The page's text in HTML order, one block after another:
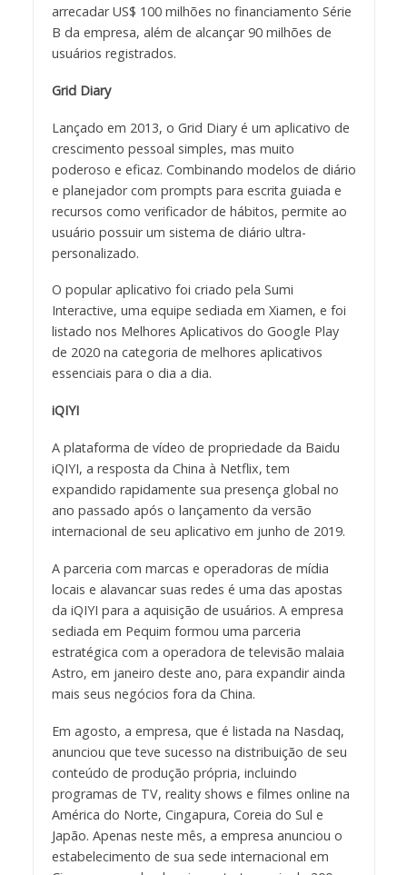
arrecadar US$ 100 milhões no financiamento Série
B da empresa, além de alcançar 90 milhões de
usuários registrados.
Grid Diary
Lançado em 2013, o Grid Diary é um aplicativo de
crescimento pessoal simples, mas muito
poderoso e eficaz. Combinando modelos de diário
e planejador com prompts para escrita guiada e
recursos como verificador de hábitos, permite ao
usuário possuir um sistema de diário ultra-
personalizado.
O popular aplicativo foi criado pela Sumi
Interactive, uma equipe sediada em Xiamen, e foi
listado nos Melhores Aplicativos do Google Play
de 2020 na categoria de melhores aplicativos
essenciais para o dia a dia.
iQIYI
A plataforma de vídeo de propriedade da Baidu
iQIYI, a resposta da China à Netflix, tem
expandido rapidamente sua presença global no
ano passado após o lançamento da versão
internacional de seu aplicativo em junho de 2019.
A parceria com marcas e operadoras de mídia
locais e alavancar suas redes é uma das apostas
da iQIYI para a aquisição de usuários. A empresa
sediada em Pequim formou uma parceria
estratégica com a operadora de televisão malaia
Astro, em janeiro deste ano, para expandir ainda
mais seus negócios fora da China.
Em agosto, a empresa, que é listada na Nasdaq,
anunciou que teve sucesso na distribuição de seu
conteúdo de produção própria, incluindo
programas de TV, reality shows e filmes online na
América do Norte, Cingapura, Coreia do Sul e
Japão. Apenas neste mês, a empresa anunciou o
estabelecimento de sua sede internacional em